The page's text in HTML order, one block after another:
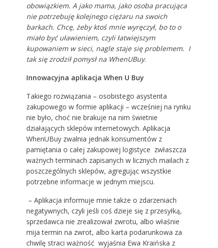
obowiązkiem. A jako mama, jako osoba pracująca
nie potrzebuję kolejnego ciężaru na swoich
barkach. Chcę, żeby ktoś mnie wyręczył, bo to o
miało być uławieniem, czyli łatwiejszym
kupowaniem w sieci, nagle staje się problemem. I
tak się zrodził pomysł na WhenUBuy.
Innowacyjna aplikacja When U Buy
Takiego rozwiązania – osobistego asystenta
zakupowego w formie aplikacji – wcześniej na rynku
nie było, choć nie brakuje na nim świetnie
działających sklepów internetowych. Aplikacja
WhenUBuy zwalnia jednak konsumentów z
pamiętania o całej zakupowej logistyce zwłaszcza
ważnych terminach zapisanych w licznych mailach z
poszczególnych sklepów, agregując wszystkie
potrzebne informacje w jednym miejscu.
– Aplikacja informuje mnie także o zdarzeniach
negatywnych, czyli jeśli coś dzieje się z przesyłką,
sprzedawca nie zrealizował zwrotu, albo właśnie
mija termin na zwrot, albo karta podarunkowa za
chwilę straci ważność wyjaśnia Ewa Kraińska z